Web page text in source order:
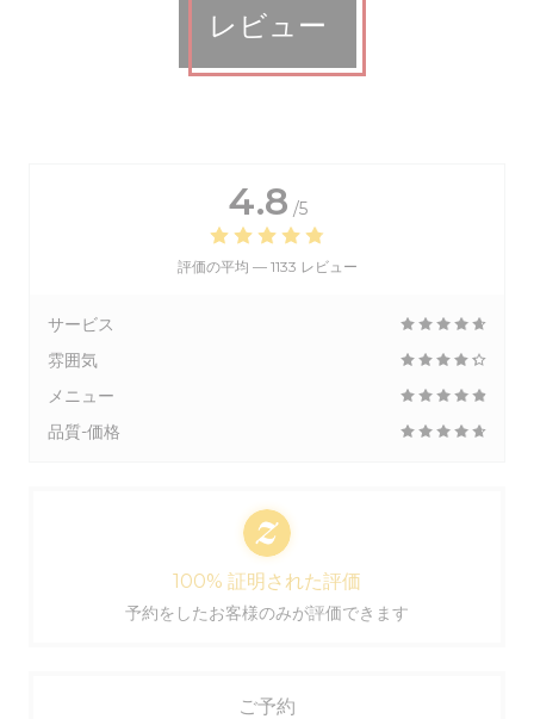
レビュー
4.8 /5
評価の平均 — 1133 レビュー
サービス
雰囲気
メニュー
品質-価格
100% 証明された評価
予約をしたお客様のみが評価できます
ご予約